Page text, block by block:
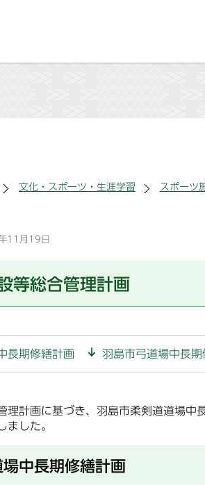
文化・スポーツ・生涯学習 スポーツ
11月19日
等総合管理計画
長期修繕計画 羽島市弓道場中長期
理計画に基づき、羽島市柔剣道道場中
ました。
中長期修繕計画